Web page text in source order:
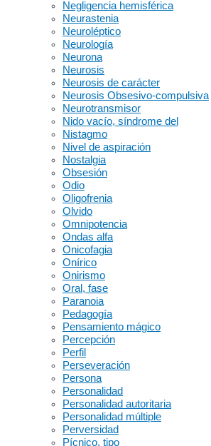
Negligencia hemisférica
Neurastenia
Neuroléptico
Neurología
Neurona
Neurosis
Neurosis de carácter
Neurosis Obsesivo-compulsiva
Neurotransmisor
Nido vacío, síndrome del
Nistagmo
Nivel de aspiración
Nostalgia
Obsesión
Odio
Oligofrenia
Olvido
Omnipotencia
Ondas alfa
Onicofagia
Onírico
Onirismo
Oral, fase
Paranoia
Pedagogía
Pensamiento mágico
Percepción
Perfil
Perseveración
Persona
Personalidad
Personalidad autoritaria
Personalidad múltiple
Perversidad
Pícnico, tipo